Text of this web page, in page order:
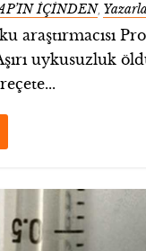
İÇİNDEN,
araştırmacısı
uykusuzluk